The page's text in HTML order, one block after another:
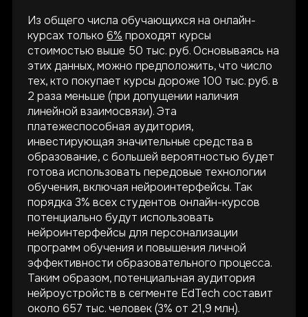
Из общего числа обучающихся на онлайн-
курсах только6% проходят курсы
стоимостью выше 50 тыс. руб. Основываясь на
этих данных, можно предположить, что число
тех, кто покупает курсы дороже 100 тыс. руб. в
2 раза меньше (при допущении наличия
линейной взаимосвязи). Эта
платежеспособная аудитория,
инвестирующая значительные средства в
образование, с большей вероятностью будет
готова использовать передовые технологии
обучения, включая нейроинтерфейсы. Так
порядка 3% всех студентов онлайн-курсов
потенциально будут использовать
нейроинтерфейсы для персонализации
программ обучения и повышения личной
эффективности образовательного процесса.
Таким образом, потенциальная аудитория
нейроустройств в сегменте EdTech составит
около 657 тыс. человек (3% от 21,9 млн).
Политика
конфиденциальности
Уведомление о
немедицинских целях
Социальная
ответственность
Для бизнеса
Карьера
Инвесторам
Мы — ИТ-компания
Пресс-центр